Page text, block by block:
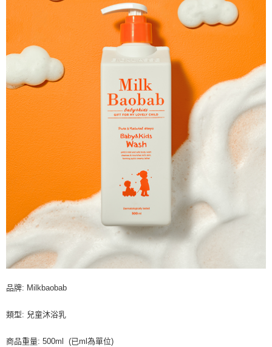
品牌: Milkbaobab
類型: 兒童沐浴乳
商品重量: 500ml (已ml為單位)